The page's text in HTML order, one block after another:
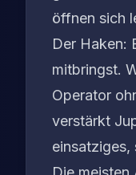
öffnen sich
Der Haken:
mitbringst.
Operator
verstärkt
einsatziges,